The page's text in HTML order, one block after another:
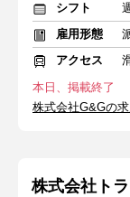
シフト
雇用形態
アクセス
本日、掲載終了
株式会社G&Gの
株式会社ト